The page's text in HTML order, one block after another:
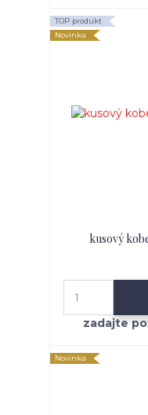
TOP produkt
Novinka
kusový
Novinka